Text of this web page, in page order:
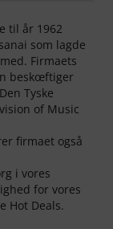
til år 1962
som lagde
Firmaets
beskœftiger
Tyske
of Music
firmaet også
i vores
for vores
Hot Deals.